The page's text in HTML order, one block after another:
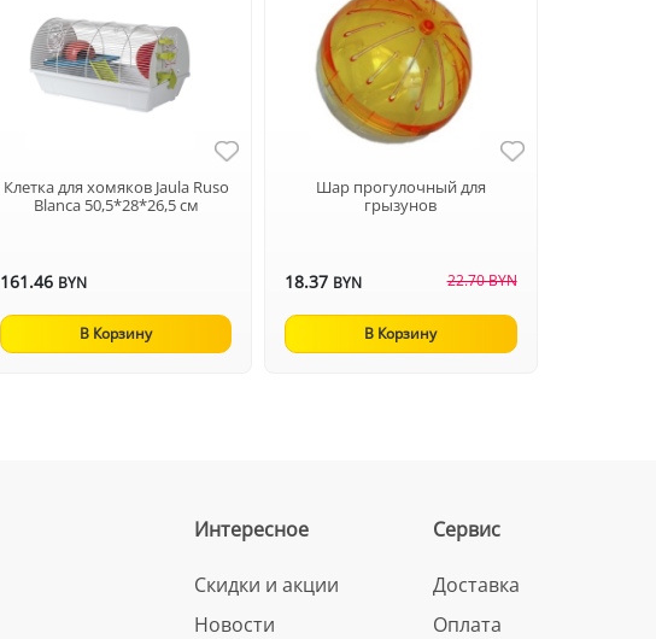
Клетка для хомяков Jaula Ruso
Blanca 50,5*28*26,5 см
161.46 BYN
В Корзину
Шар прогулочный для
грызунов
18.37 BYN 22.70 BYN
В Корзину
Интересное
Скидки и акции
Новости
Сервис
Доставка
Оплата